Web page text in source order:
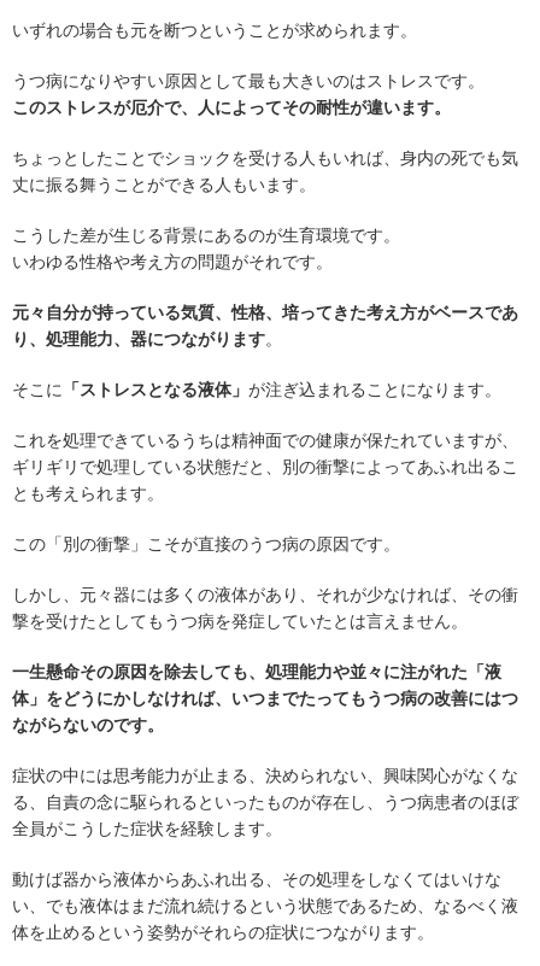
いずれの場合も元を断つということが求められます。
うつ病になりやすい原因として最も大きいのはストレスです。
このストレスが厄介で、人によってその耐性が違います。
ちょっとしたことでショックを受ける人もいれば、身内の死でも気
丈に振る舞うことができる人もいます。
こうした差が生じる背景にあるのが生育環境です。
いわゆる性格や考え方の問題がそれです。
元々自分が持っている気質、性格、培ってきた考え方がベースであ
り、処理能力、器につながります。
そこに 「ストレスとなる液体」 が注ぎ込まれることになります。
これを処理できているうちは精神面での健康が保たれていますが、
ギリギリで処理している状態だと、別の衝撃によってあふれ出るこ
とも考えられます。
この「別の衝撃」こそが直接のうつ病の原因です。
しかし、元々器には多くの液体があり、それが少なければ、その衝
撃を受けたとしてもうつ病を発症していたとは言えません。
一生懸命その原因を除去しても、処理能力や並々に注がれた「液
体」をどうにかしなければ、いつまでたってもうつ病の改善にはつ
ながらないのです。
症状の中には思考能力が止まる、決められない、興味関心がなくな
る、自責の念に駆られるといったものが存在し、うつ病患者のほぼ
全員がこうした症状を経験します。
動けば器から液体からあふれ出る、その処理をしなくてはいけな
い、でも液体はまだ流れ続けるという状態であるため、なるべく液
体を止めるという姿勢がそれらの症状につながります。